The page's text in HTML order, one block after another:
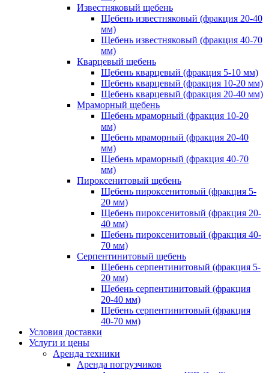
Известняковый щебень
Щебень известняковый (фракция 20-40
мм)
Щебень известняковый (фракция 40-70
мм)
Кварцевый щебень
Щебень кварцевый (фракция 5-10 мм)
Щебень кварцевый (фракция 10-20 мм)
Щебень кварцевый (фракция 20-40 мм)
Мраморный щебень
Щебень мраморный (фракция 10-20
мм)
Щебень мраморный (фракция 20-40
мм)
Щебень мраморный (фракция 40-70
мм)
Пироксенитовый щебень
Щебень пироксенитовый (фракция 5-
20 мм)
Щебень пироксенитовый (фракция 20-
40 мм)
Щебень пироксенитовый (фракция 40-
70 мм)
Серпентинитовый щебень
Щебень серпентинитовый (фракция 5-
20 мм)
Щебень серпентинитовый (фракция
20-40 мм)
Щебень серпентинитовый (фракция
40-70 мм)
Условия доставки
Услуги и цены
Аренда техники
Аренда погрузчиков